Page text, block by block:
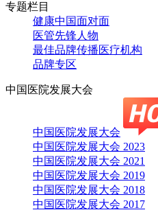
专题栏目
健康中国面对面
医管先锋人物
最佳品牌传播医疗机构
品牌专区
中国医院发展大会
中国医院发展大会
中国医院发展大会 2023
中国医院发展大会 2021
中国医院发展大会 2019
中国医院发展大会 2018
中国医院发展大会 2017